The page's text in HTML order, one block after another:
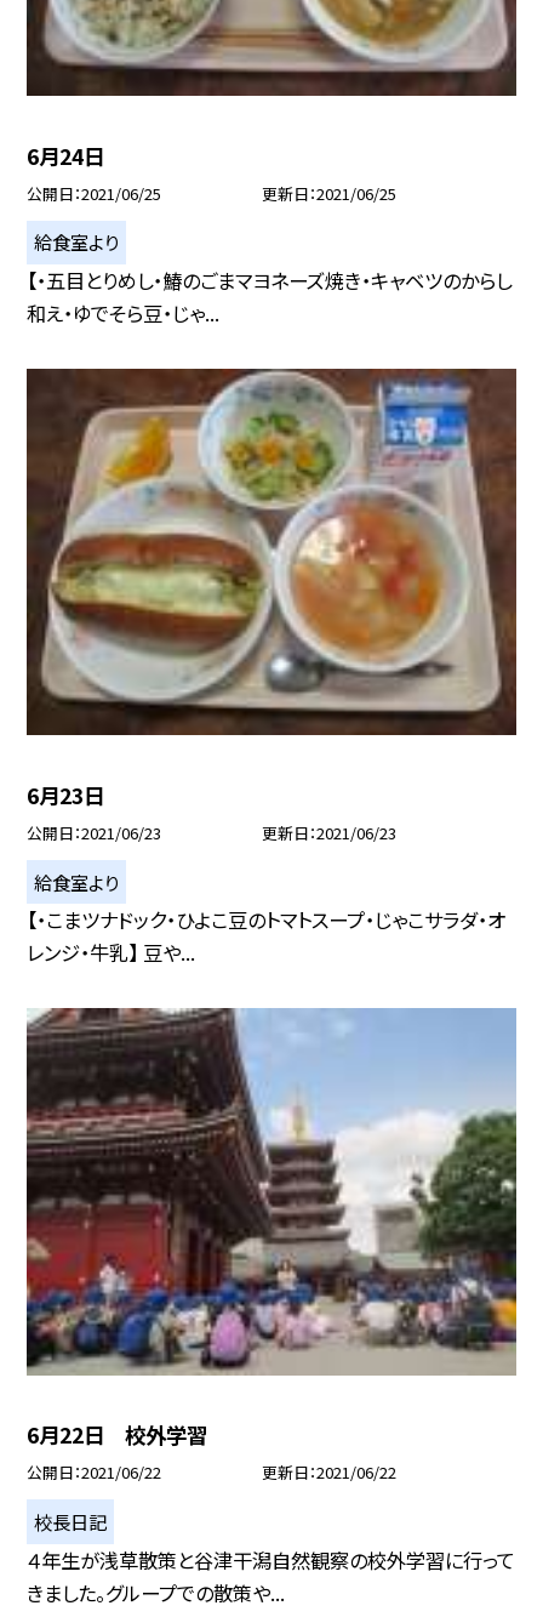
6月24日
公開日 2021/06/25 更新日 2021/06/25
給食室より
【・五目とりめし・鰆のごまマヨネーズ焼き・キャベツのからし
和え・ゆでそら豆・じゃ...
6月23日
公開日 2021/06/23 更新日 2021/06/23
給食室より
【・こまツナドック・ひよこ豆のトマトスープ・じゃこサラダ・オ
レンジ・牛乳】 豆や...
6月22日 校外学習
公開日 2021/06/22 更新日 2021/06/22
校長日記
４年生が浅草散策と谷津干潟自然観察の校外学習に行って
きました。グループでの散策や...